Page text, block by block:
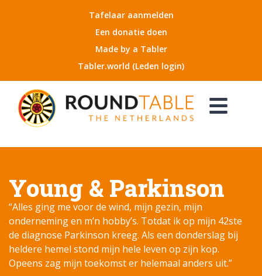
Tafelaar aanmelden
Een donatie doen
Made by a Tabler
Tabler.world (Leden login)
Young & Parkinson
“Alles ging me voor de wind, mijn gezin, mijn
onderneming en m’n hobby’s. Totdat ik op mijn 42ste
de diagnose Parkinson kreeg. Als een donderslag bij
heldere hemel stond mijn hele leven op zijn kop.
Opeens zag mijn toekomst er helemaal anders uit.”